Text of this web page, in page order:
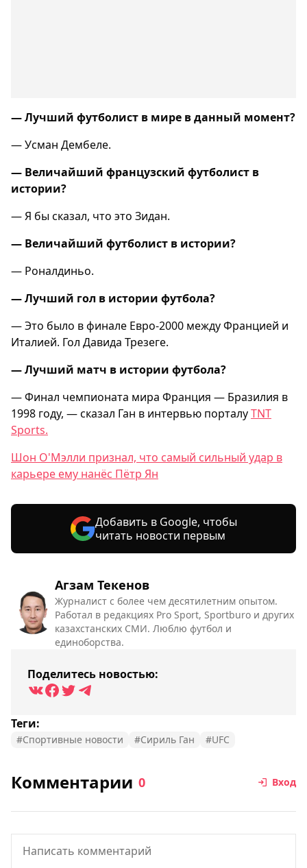
Агзам Текенов
Журналист с более чем десятилетним опытом.
Работал в редакциях Pro Sport, Sportburo и других
казахстанских СМИ. Люблю футбол и
единоборства.
Поделитесь новостью:
Теги:
#Спортивные новости #Сириль Ган #UFC
— Лучший футболист в мире в данный момент?
— Усман Дембеле.
— Величайший французский футболист в
истории?
— Я бы сказал, что это Зидан.
— Величайший футболист в истории?
— Роналдиньо.
— Лучший гол в истории футбола?
— Это было в финале Евро-2000 между Францией и
Италией. Гол Давида Трезеге.
— Лучший матч в истории футбола?
— Финал чемпионата мира Франция — Бразилия в
1998 году, — сказал Ган в интервью порталуTNT
Sports.
Шон О'Мэлли признал, что самый сильный удар в
карьере ему нанёс Пётр Ян
Добавить в Google, чтобы
читать новости первым
Комментарии 0 Вход